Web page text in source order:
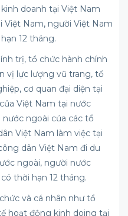
doanh tại Việt Nam
Việt Nam, người Việt Nam
12 tháng.
trị, tổ chức hành chính
vị lực lượng vũ trang, tổ
cơ quan đại diện tại
Việt Nam tại nước
nước ngoài của các tổ
Việt Nam làm việc tại
dân Việt Nam đi du
ngoài, người nước
thời hạn 12 tháng.
và cá nhân như tổ
hoạt động kinh doing tại